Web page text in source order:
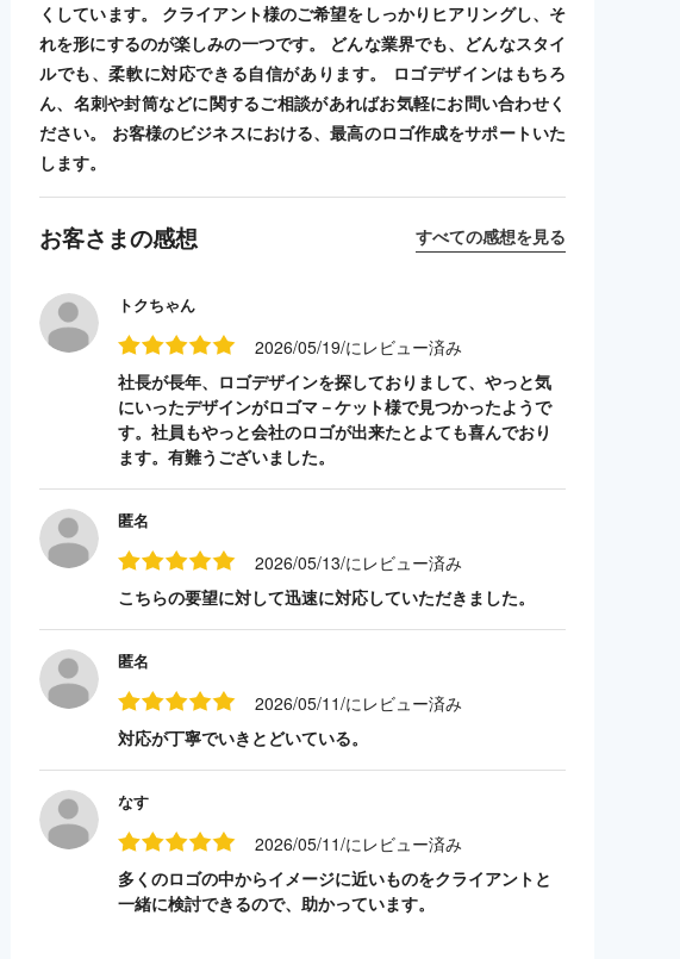
くしています。 クライアント様のご希望をしっかりヒアリングし、そ
れを形にするのが楽しみの一つです。 どんな業界でも、どんなスタイ
ルでも、柔軟に対応できる自信があります。 ロゴデザインはもちろ
ん、名刺や封筒などに関するご相談があればお気軽にお問い合わせく
ださい。 お客様のビジネスにおける、最高のロゴ作成をサポートいた
します。
お客さまの感想 すべての感想を見る
トクちゃん
2026/05/19/にレビュー済み
社長が長年、ロゴデザインを探しておりまして、やっと気
にいったデザインがロゴマ－ケット様で見つかったようで
す。社員もやっと会社のロゴが出来たとよても喜んでおり
ます。有難うございました。
匿名
2026/05/13/にレビュー済み
こちらの要望に対して迅速に対応していただきました。
匿名
2026/05/11/にレビュー済み
対応が丁寧でいきとどいている。
なす
2026/05/11/にレビュー済み
多くのロゴの中からイメージに近いものをクライアントと
一緒に検討できるので、助かっています。